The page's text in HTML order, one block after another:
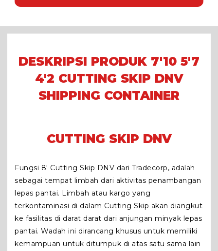
DESKRIPSI PRODUK 7'10 5'7
4'2 CUTTING SKIP DNV
SHIPPING CONTAINER
CUTTING SKIP DNV
Fungsi 8′ Cutting Skip DNV dari Tradecorp, adalah
sebagai tempat limbah dari aktivitas penambangan
lepas pantai. Limbah atau kargo yang
terkontaminasi di dalam Cutting Skip akan diangkut
ke fasilitas di darat darat dari anjungan minyak lepas
pantai. Wadah ini dirancang khusus untuk memiliki
kemampuan untuk ditumpuk di atas satu sama lain